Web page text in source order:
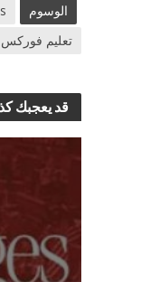
الوسوم
تعليم فوركس
قد يعجبك